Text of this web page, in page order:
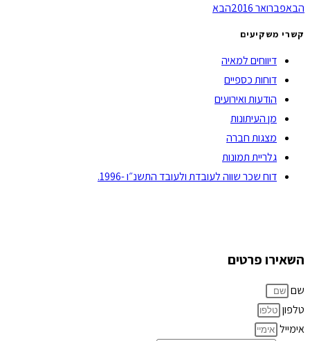
הבאפברואר 2016 הבא
קשרי משקיעים
דיווחים למאיה
דוחות כספיים
הודעות ואירועים
מן העיתונות
מצגות חברה
גלריית תמונות
דוח שכר שווה לעובדת ולעובד התשנ״ו -1996.
השאירו פרטים
שם
טלפון
אימייל